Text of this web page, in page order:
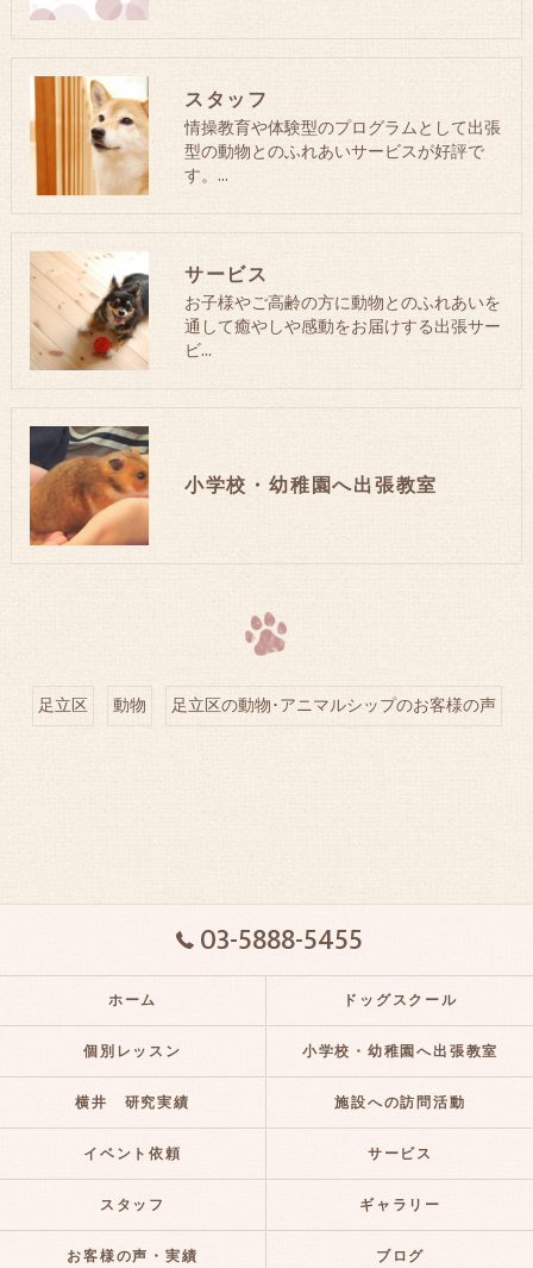
スタッフ
情操教育や体験型のプログラムとして出張
型の動物とのふれあいサービスが好評で
す。…
サービス
お子様やご高齢の方に動物とのふれあいを
通して癒やしや感動をお届けする出張サー
ビ…
小学校・幼稚園へ出張教室
足立区 動物 足立区の動物･アニマルシップのお客様の声
03-5888-5455
ホーム ドッグスクール
個別レッスン 小学校・幼稚園へ出張教室
横井 研究実績 施設への訪問活動
イベント依頼 サービス
スタッフ ギャラリー
お客様の声・実績 ブログ